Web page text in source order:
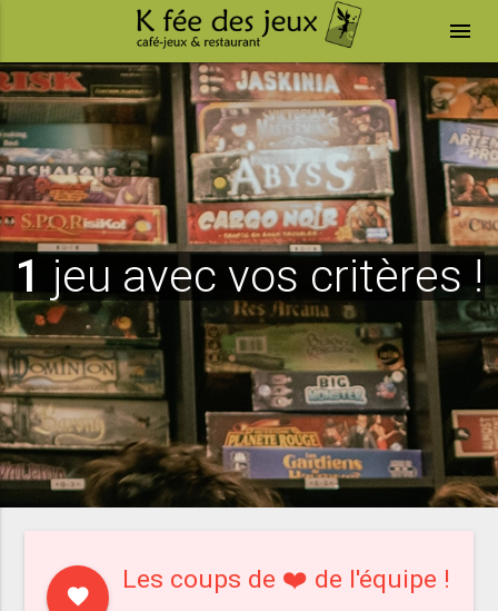
menu
1 jeu avec vos critères !
favorite
Les coups de ❤️ de l'équipe !